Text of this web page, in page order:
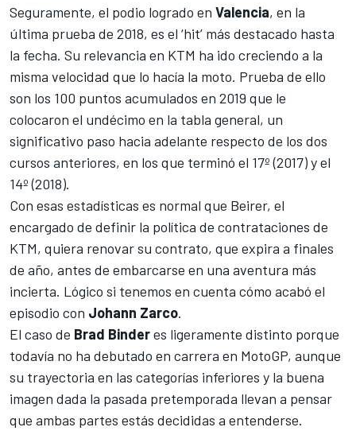
Seguramente, el podio logrado en Valencia, en la
última prueba de 2018, es el ‘hit’ más destacado hasta
la fecha. Su relevancia en KTM ha ido creciendo a la
misma velocidad que lo hacía la moto. Prueba de ello
son los 100 puntos acumulados en 2019 que le
colocaron el undécimo en la tabla general, un
significativo paso hacia adelante respecto de los dos
cursos anteriores, en los que terminó el 17º (2017) y el
14º (2018).
Con esas estadísticas es normal que Beirer, el
encargado de definir la política de contrataciones de
KTM, quiera renovar su contrato, que expira a finales
de año, antes de embarcarse en una aventura más
incierta. Lógico si tenemos en cuenta cómo acabó el
episodio con Johann Zarco.
El caso de Brad Binderes ligeramente distinto porque
todavía no ha debutado en carrera en MotoGP, aunque
su trayectoria en las categorías inferiores y la buena
imagen dada la pasada pretemporada llevan a pensar
que ambas partes estás decididas a entenderse.